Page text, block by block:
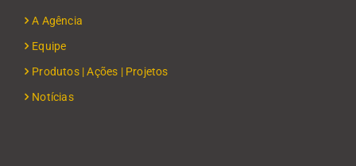
A Agência
Equipe
Produtos | Ações | Projetos
Notícias